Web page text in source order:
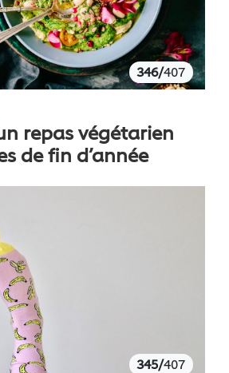
346/407
repas végétarien
de fin d’année
345/407